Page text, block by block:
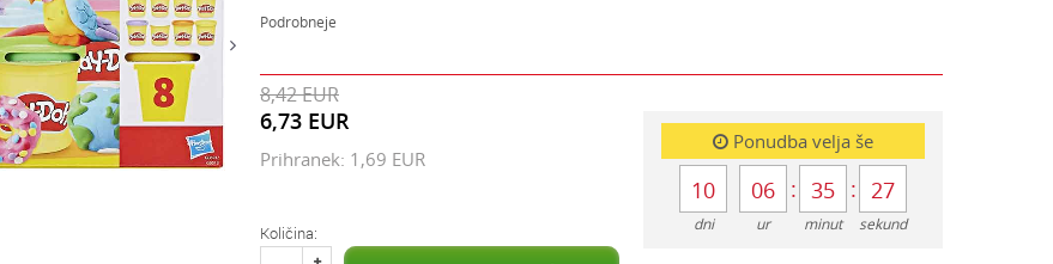
Podrobneje
8,42EUR
6,73 EUR
Prihranek: 1,69 EUR Obvesti me o popustih
Ponudba velja še
10
dni
06
ur
35
minut
26
sekund
Količina: